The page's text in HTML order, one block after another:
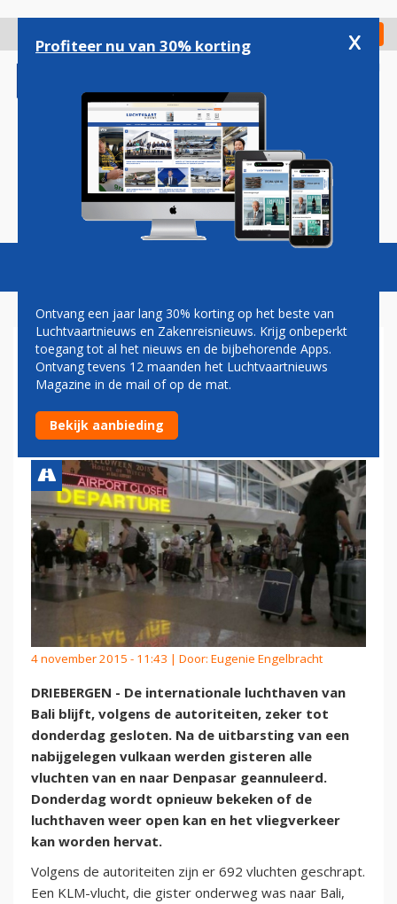
gaan
Check in
Magazine Podcasts Vacatures
ASWOLK HOUDT
LUCHTHAVEN BALI TOT
DONDERDAG DICHT
4 november 2015 - 11:43 | Door: Eugenie Engelbracht
DRIEBERGEN - De internationale luchthaven van
Bali blijft, volgens de autoriteiten, zeker tot
donderdag gesloten. Na de uitbarsting van een
nabijgelegen vulkaan werden gisteren alle
vluchten van en naar Denpasar geannuleerd.
Donderdag wordt opnieuw bekeken of de
luchthaven weer open kan en het vliegverkeer
kan worden hervat.
Volgens de autoriteiten zijn er 692 vluchten geschrapt.
Een KLM-vlucht, die gister onderweg was naar Bali,
Profiteer nu van 30% korting x
Ontvang een jaar lang 30% korting op het beste van
Luchtvaartnieuws en Zakenreisnieuws. Krijg onbeperkt
toegang tot al het nieuws en de bijbehorende Apps.
Ontvang tevens 12 maanden het Luchtvaartnieuws
Magazine in de mail of op de mat.
Bekijk aanbieding